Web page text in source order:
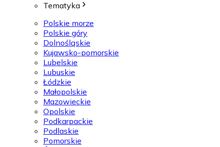
Tematyka
Polskie morze
Polskie góry
Dolnośląskie
Kujawsko-pomorskie
Lubelskie
Lubuskie
Łódzkie
Małopolskie
Mazowieckie
Opolskie
Podkarpackie
Podlaskie
Pomorskie